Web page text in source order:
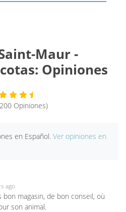
Maur -
Opiniones
Opiniones)
en Español. Ver opiniones en
ago
bon magasin, de bon conseil, où
son animal.